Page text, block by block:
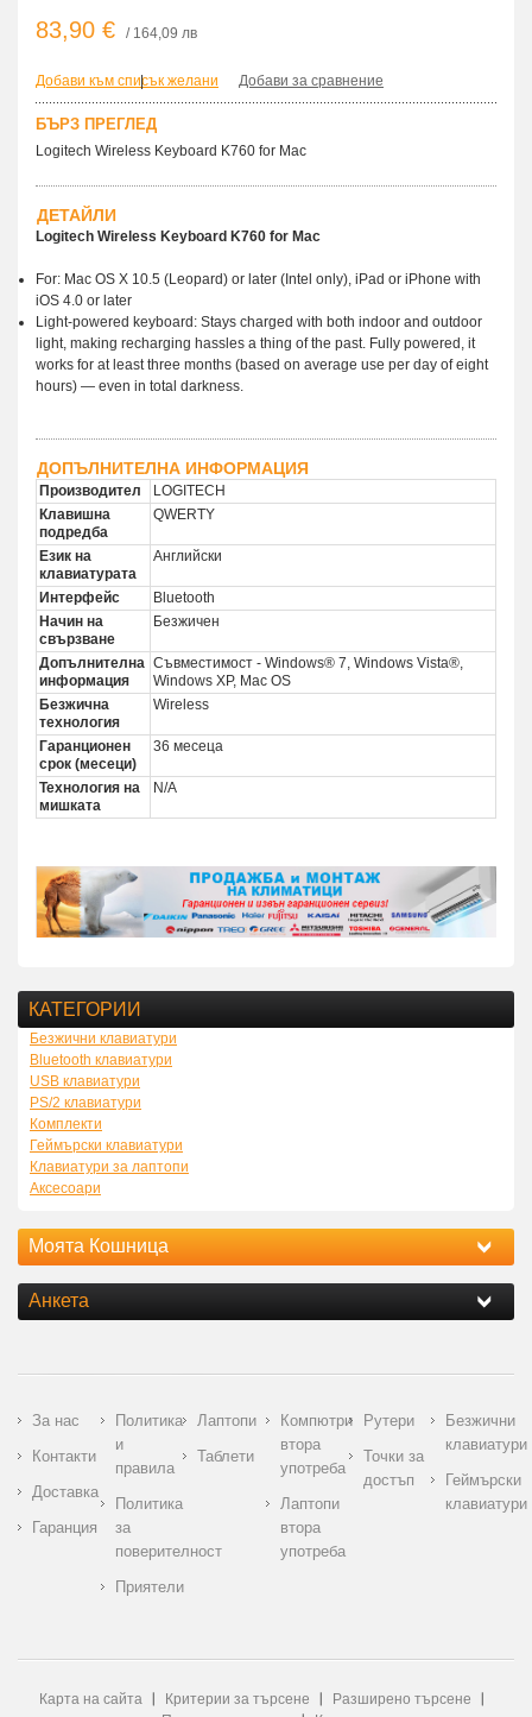
83,90 € / 164,09 лв
Добави към списък желани
| Добави за сравнение
БЪРЗ ПРЕГЛЕД
Logitech Wireless Keyboard K760 for Mac
ДЕТАЙЛИ
Logitech Wireless Keyboard K760 for Mac
For: Mac OS X 10.5 (Leopard) or later (Intel only), iPad or iPhone with
iOS 4.0 or later
Light-powered keyboard: Stays charged with both indoor and outdoor
light, making recharging hassles a thing of the past. Fully powered, it
works for at least three months (based on average use per day of eight
hours) — even in total darkness.
ДОПЪЛНИТЕЛНА ИНФОРМАЦИЯ
Производител
LOGITECH
Клавишна
подредба
QWERTY
Език на
клавиатурата
Английски
Интерфейс
Bluetooth
Начин на
свързване
Безжичен
Допълнителна
информация
Съвместимост - Windows® 7, Windows Vista®,
Windows XP, Mac OS
Безжична
технология
Wireless
Гаранционен
срок (месеци)
36 месеца
Технология на
мишката
N/A
КАТЕГОРИИ
Безжични клавиатури
Bluetooth клавиатури
USB клавиатури
PS/2 клавиатури
Комплекти
Геймърски клавиатури
Клавиатури за лаптопи
Аксесоари
Моята Кошница
Анкета
За нас
Контакти
Доставка
Гаранция
Политика
и
правила
Политика
за
поверителност
Приятели
Лаптопи
Таблети
Компютри
втора
употреба
Лаптопи
втора
употреба
Рутери
Точки за
достъп
Безжични
клавиатури
Геймърски
клавиатури
Карта на сайта Критерии за търсене
Разширено търсене